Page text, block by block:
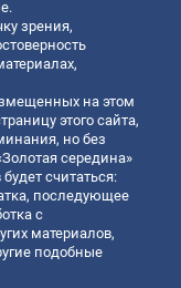
зрения,
на этом
этого сайта,
но без
середина»
считаться:
последующее
с
материалов,
подобные